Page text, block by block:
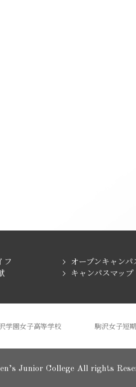
フ
オープンキャンパ
キャンパスマップ
学園女子高等学校 駒沢女子短
Junior College All rights